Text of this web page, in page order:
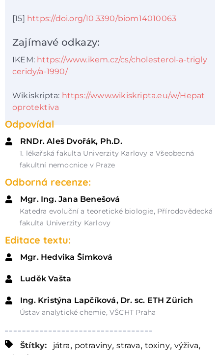
[15] https://doi.org/10.3390/biom14010063
Zajímavé odkazy:
IKEM: https://www.ikem.cz/cs/cholesterol-a-trigly
ceridy/a-1990/
Wikiskripta: https://www.wikiskripta.eu/w/Hepat
oprotektiva
Odpovídal
RNDr. Aleš Dvořák, Ph.D.
1. lékařská fakulta Univerzity Karlovy a Všeobecná
fakultní nemocnice v Praze
Odborná recenze:
Mgr. Ing. Jana Benešová
Katedra evoluční a teoretické biologie, Přírodovědecká
fakulta Univerzity Karlovy
Editace textu:
Mgr. Hedvika Šimková
Luděk Vašta
Ing. Kristýna Lapčíková, Dr. sc. ETH Zürich
Ústav analytické chemie, VŠCHT Praha
Štítky: játra, potraviny, strava, toxiny, výživa,